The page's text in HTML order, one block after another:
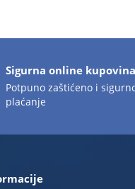
Sigurna online kupovina
Potpuno zaštićeno i
plaćanje